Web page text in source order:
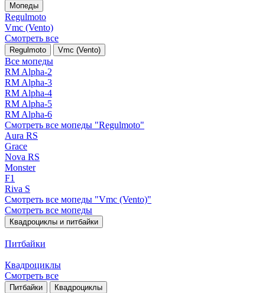
Мопеды
Regulmoto
Vmc (Vento)
Смотреть все
Regulmoto Vmc (Vento)
Все мопеды
RM Alpha-2
RM Alpha-3
RM Alpha-4
RM Alpha-5
RM Alpha-6
Смотреть все мопеды "Regulmoto"
Aura RS
Grace
Nova RS
Monster
F1
Riva S
Смотреть все мопеды "Vmc (Vento)"
Смотреть все мопеды
Квадроциклы и питбайки
Питбайки
Квадроциклы
Смотреть все
Питбайки Квадроциклы